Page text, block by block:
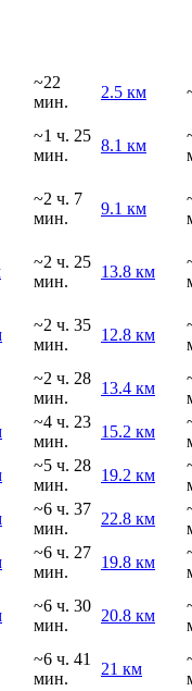
~22
мин.
2.5 км
~1 ч. 25
мин.
8.1 км
~2 ч. 7
мин.
9.1 км
~2 ч. 25
мин.
13.8 км
~2 ч. 35
мин.
12.8 км
~2 ч. 28
мин.
13.4 км
~4 ч. 23
мин.
15.2 км
~5 ч. 28
мин.
19.2 км
~6 ч. 37
мин.
22.8 км
~6 ч. 27
мин.
19.8 км
~6 ч. 30
мин.
20.8 км
~6 ч. 41
мин.
21 км